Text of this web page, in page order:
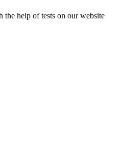
help of tests on our website